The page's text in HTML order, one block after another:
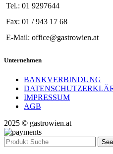
Tel.: 01 9297644
Fax: 01 / 943 17 68
E-Mail: office@gastrowien.at
Unternehmen
BANKVERBINDUNG
IMPRESSUM
AGB
2025 © gastrowien.at